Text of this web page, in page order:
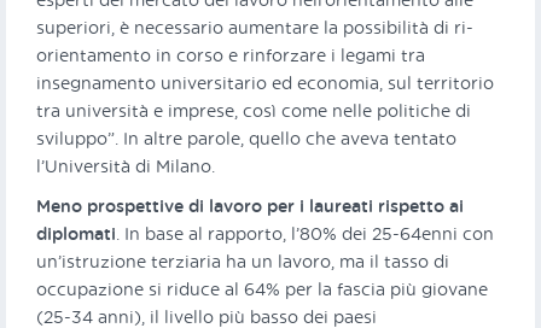
superiori, è necessario aumentare la possibilità di ri-
orientamento in corso e rinforzare i legami tra
insegnamento universitario ed economia, sul territorio
tra università e imprese, così come nelle politiche di
sviluppo”. In altre parole, quello che aveva tentato
l’Università di Milano.
Meno prospettive di lavoro per i laureati rispetto ai
diplomati. In base al rapporto, l’80% dei 25-64enni con
un’istruzione terziaria ha un lavoro, ma il tasso di
occupazione si riduce al 64% per la fascia più giovane
(25-34 anni), il livello più basso dei paesi